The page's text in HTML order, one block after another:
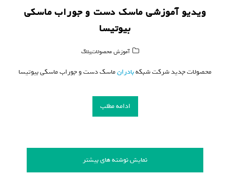
ویدیو آموزشی ماسک دست و جوراب ماسکی
بیوتیسا
آموزش محصولات,بلاگ
محصولات جدید شرکت شبکهبادرانماسک دست و جوراب ماسکی بیوتیسا
ادامه مطلب
نمایش نوشته های بیشتر